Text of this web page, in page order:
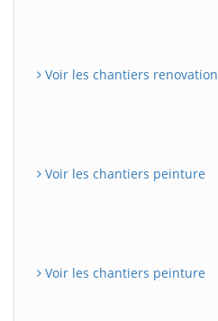
Voir les chantiers renovation
Voir les chantiers peinture
Voir les chantiers peinture